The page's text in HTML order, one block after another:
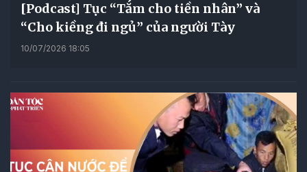
[Podcast] Tục “Tắm cho tiền nhân” và
“Cho kiềng đi ngủ” của người Tày
10/07/2026 18:05